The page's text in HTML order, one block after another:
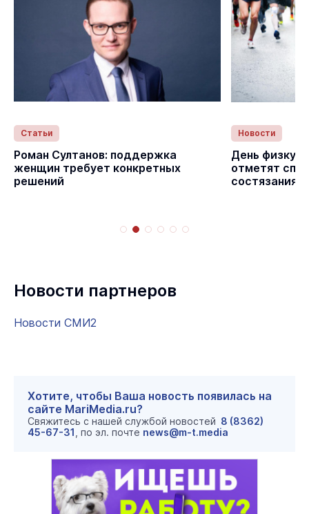
Статьи
Роман Султанов: поддержка
женщин требует конкретных
решений
Новости
День
отметят
Новости партнеров
Новости СМИ2
Хотите, чтобы Ваша новость появилась на
сайте MariMedia.ru?
Свяжитесь с нашей службой новостей 8 (8362)
45-67-31 , по эл. почте news@m-t.media